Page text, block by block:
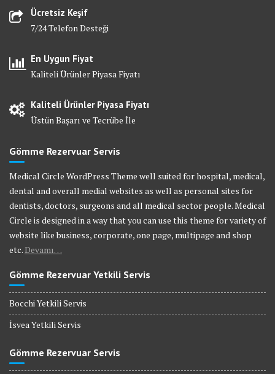
Ücretsiz Keşif
7/24 Telefon Desteği
En Uygun Fiyat
Kaliteli Ürünler Piyasa Fiyatı
Kaliteli Ürünler Piyasa Fiyatı
Üstün Başarı ve Tecrübe İle
Gömme Rezervuar Servis
Medical Circle WordPress Theme well suited for hospital, medical,
dental and overall medial websites as well as personal sites for
dentists, doctors, surgeons and all medical sector people. Medical
Circle is designed in a way that you can use this theme for variety of
website like business, corporate, one page, multipage and shop
etc. Devamı…
Gömme Rezervuar Yetkili Servis
Bocchi Yetkili Servis
İsvea Yetkili Servis
Gömme Rezervuar Servis